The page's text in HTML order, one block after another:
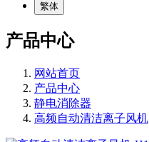
繁体
产品中心
网站首页
产品中心
静电消除器
高频自动清洁离子风机